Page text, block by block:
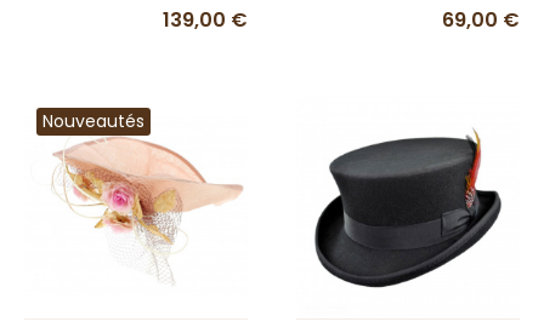
139,00 € 69,00 €
Nouveautés